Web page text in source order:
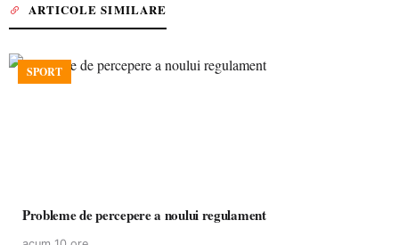
ARTICOLE SIMILARE
SPORT
Probleme de percepere a noului regulament